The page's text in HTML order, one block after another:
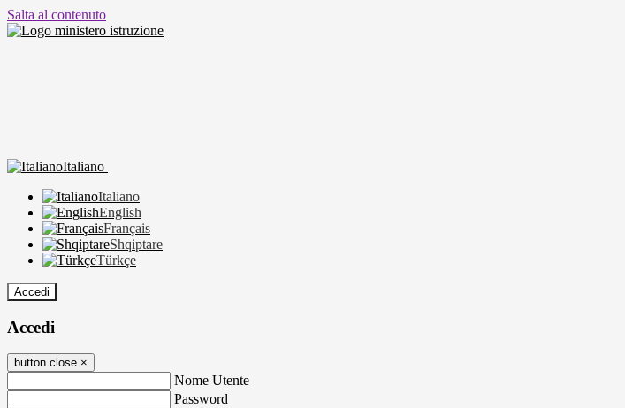
Salta al contenuto
Italiano
Italiano
English
Français
Shqiptare
Türkçe
Accedi
Accedi
button close ×
Nome Utente
Password